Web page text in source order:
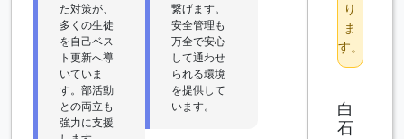
た対策が、
多くの生徒
を自己ベス
ト更新へ導
いていま
す。部活動
との両立も
強力に支援
繋げます。
安全管理も
万全で安心
して通わせ
られる環境
を提供して
います。
り
ま
す。
白
石